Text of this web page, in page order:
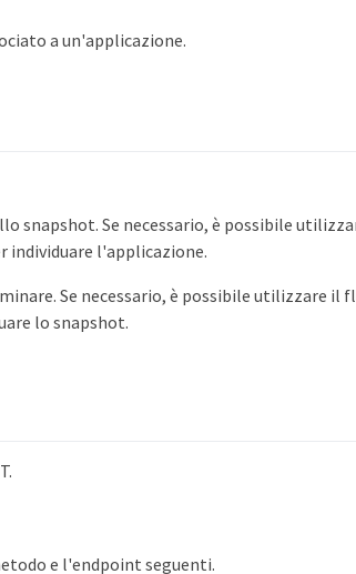
a un'applicazione.
snapshot. Se necessario, è possibile
individuare l'applicazione.
Se necessario, è possibile utilizzare il
lo snapshot.
e l'endpoint seguenti.